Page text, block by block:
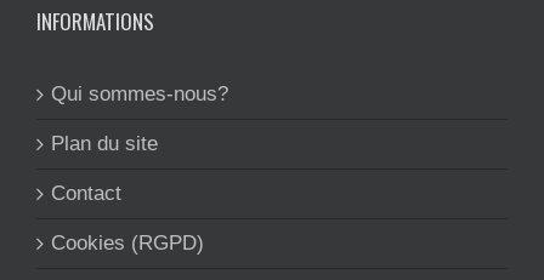
INFORMATIONS
Qui sommes-nous?
Plan du site
Contact
Cookies (RGPD)